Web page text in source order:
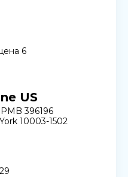
6
US
396196
10003-1502